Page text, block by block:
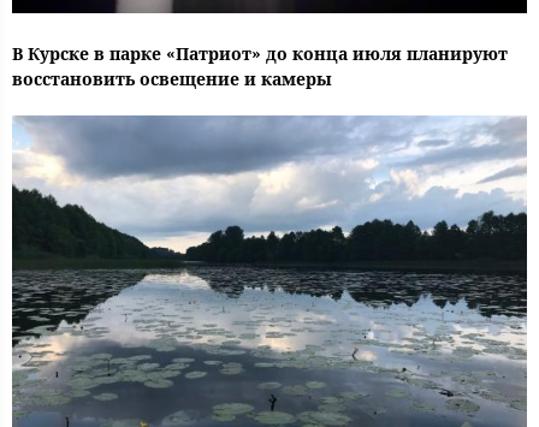
В Курске в парке «Патриот» до конца июля планируют
восстановить освещение и камеры